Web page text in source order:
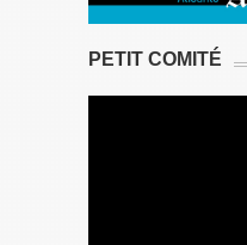
PETIT COMITÉ